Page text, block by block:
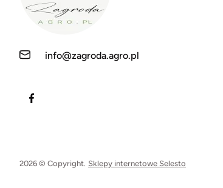
info@zagroda.agro.pl
2026 © Copyright. Sklepy internetowe Selesto